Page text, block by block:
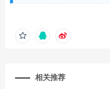
相关推荐